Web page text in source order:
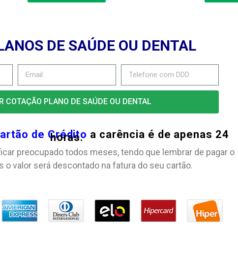
DE SAÚDE OU DENTAL
COTAÇÃO PLANO DE SAÚDE OU DENTAL
de Crédito a carência é de apenas 24
horas.
preocupado todos meses, tendo que lembrar de pagar o
o valor será descontado na fatura do seu cartão.